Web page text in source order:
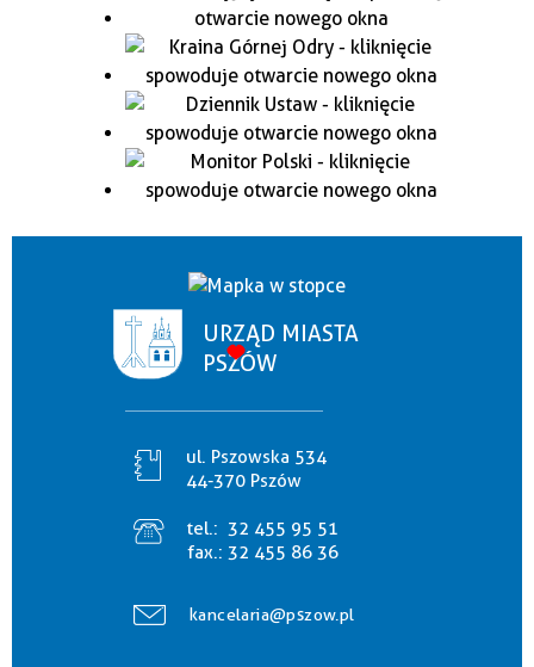
URZĄD MIASTA
PSZÓW
ul. Pszowska 534
44-370 Pszów
tel.: 32 455 95 51
fax.: 32 455 86 36
kancelaria@pszow.pl